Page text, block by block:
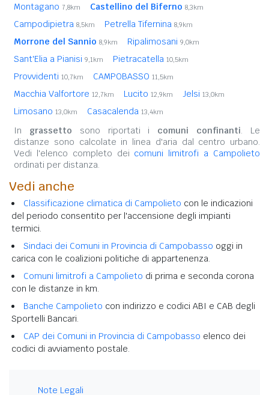
Montagano 7,8km Castellino del Biferno 8,3km
Campodipietra 8,5km Petrella Tifernina 8,9km
Morrone del Sannio 8,9km Ripalimosani 9,0km
Sant'Elia a Pianisi 9,1km Pietracatella 10,5km
Provvidenti 10,7km CAMPOBASSO 11,5km
Macchia Valfortore 12,7km Lucito 12,9km Jelsi 13,0km
Limosano 13,0km Casacalenda 13,4km
In grassetto sono riportati i comuni confinanti. Le
distanze sono calcolate in linea d'aria dal centro urbano.
Vedi l'elenco completo dei comuni limitrofi a Campolieto
ordinati per distanza.
Vedi anche
Classificazione climatica di Campolieto con le indicazioni
del periodo consentito per l'accensione degli impianti
termici.
Sindaci dei Comuni in Provincia di Campobasso oggi in
carica con le coalizioni politiche di appartenenza.
Comuni limitrofi a Campolieto di prima e seconda corona
con le distanze in km.
Banche Campolieto con indirizzo e codici ABI e CAB degli
Sportelli Bancari.
CAP dei Comuni in Provincia di Campobasso elenco dei
codici di avviamento postale.
Note Legali